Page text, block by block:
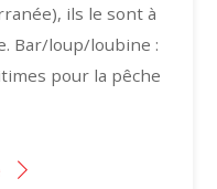
ils le sont à
Bar/loup/loubine :
pour la pêche